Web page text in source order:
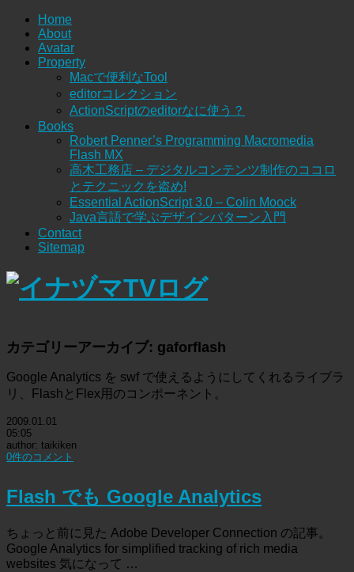
Home
About
Avatar
Property
Macで便利なTool
editorコレクション
ActionScriptのeditorなに使う？
Books
Robert Penner’s Programming Macromedia
Flash MX
高木工務店 – デジタルコンテンツ制作のココロ
とテクニックを盗め!
Essential ActionScript 3.0 – Colin Moock
Java言語で学ぶデザインパターン入門
Contact
Sitemap
カテゴリーアーカイブ: gaforflash
Google Analytics を swf で使えるようにしてくれるライブラ
リ、FlashとFlex用のコンポーネント。
2009.01.01
05:05
author: taikiken
0件のコメント
Flash でも Google Analytics
ちょっと前に見た Adobe Developer Connection の記事。
Google Analytics for simplified tracking of rich media
websites 気になって …